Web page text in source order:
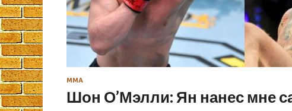
ММА
Шон О’Мэлли: Ян нанес мне